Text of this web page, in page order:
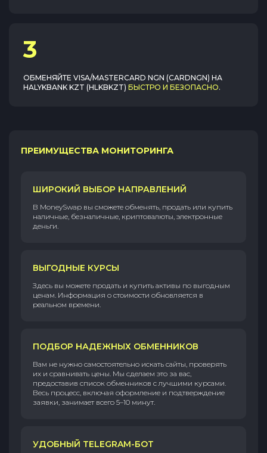
3
ОБМЕНЯЙТЕ VISA/MASTERCARD NGN (CARDNGN) НА
HALYKBANK KZT (HLKBKZT) БЫСТРО И БЕЗОПАСНО.
ПРЕИМУЩЕСТВА МОНИТОРИНГА
ШИРОКИЙ ВЫБОР НАПРАВЛЕНИЙ
В MoneySwap вы сможете обменять, продать или купить
наличные, безналичные, криптовалюты, электронные
деньги.
ВЫГОДНЫЕ КУРСЫ
Здесь вы можете продать и купить активы по выгодным
ценам. Информация о стоимости обновляется в
реальном времени.
ПОДБОР НАДЕЖНЫХ ОБМЕННИКОВ
Вам не нужно самостоятельно искать сайты, проверять
их и сравнивать цены. Мы сделаем это за вас,
предоставив список обменников с лучшими курсами.
Весь процесс, включая оформление и подтверждение
заявки, занимает всего 5–10 минут.
УДОБНЫЙ TELEGRAM-БОТ